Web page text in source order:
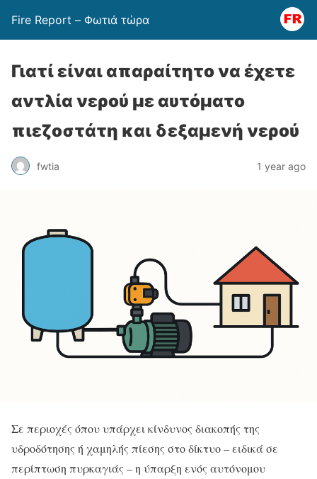
Fire Report – Φωτιά τώρα
Γιατί είναι απαραίτητο να έχετε
αντλία νερού με αυτόματο
πιεζοστάτη και δεξαμενή νερού
fwtia 1 year ago
Σε περιοχές όπου υπάρχει κίνδυνος διακοπής της
υδροδότησης ή χαμηλής πίεσης στο δίκτυο – ειδικά σε
περίπτωση πυρκαγιάς – η ύπαρξη ενός αυτόνομου